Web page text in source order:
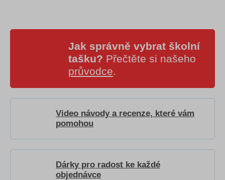
Jak správně vybrat školní
tašku? Přečtěte si našeho
průvodce.
Video návody a recenze, které vám
pomohou
Dárky pro radost ke každé
objednávce